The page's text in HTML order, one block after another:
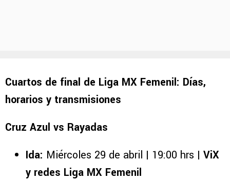
Cuartos de final de Liga MX Femenil: Días,
horarios y transmisiones
Cruz Azul vs Rayadas
Ida: Miércoles 29 de abril | 19:00 hrs | ViX
y redes Liga MX Femenil